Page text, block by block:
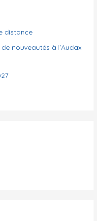
distance
nouveautés à l’Audax